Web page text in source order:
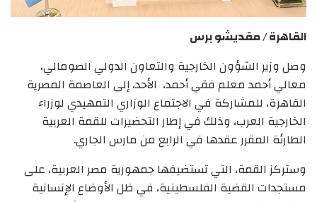
القاهرة / مقديشو برس
وصل وزير الشؤون الخارجية والتعاون الدولي الصومالي،
معالي أحمد معلم فقي أحمد، الأحد، إلى العاصمة المصرية
القاهرة، للمشاركة في الاجتماع الوزاري التمهيدي لوزراء
الخارجية العرب، وذلك في إطار التحضيرات للقمة العربية
الطارئة المقرر عقدها في الرابع من مارس الجاري.
وستركز القمة، التي تستضيفها جمهورية مصر العربية، على
مستجدات القضية الفلسطينية، في ظل الأوضاع الإنسانية